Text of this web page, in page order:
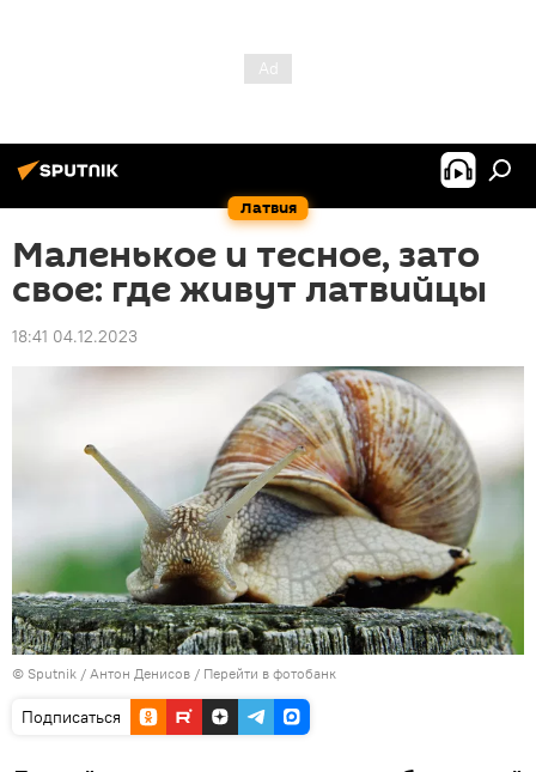
Латвия
Маленькое и тесное, зато
свое: где живут латвийцы
18:41 04.12.2023
© Sputnik / Антон Денисов / Перейти в фотобанк
Подписаться